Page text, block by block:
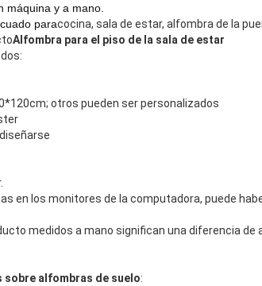
máquina y a mano.
paracocina, sala de estar, alfombra de la
Alfombra para el piso de la sala de estar
otros pueden ser personalizados
en los monitores de la computadora, puede
medidos a mano significan una diferencia
sobre alfombras de suelo: